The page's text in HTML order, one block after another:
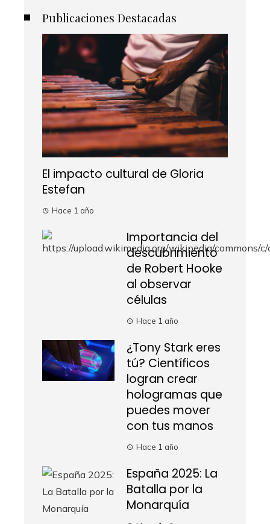
Publicaciones Destacadas
El impacto cultural de Gloria
Estefan
Hace 1 año
Importancia del
descubrimiento
de Robert Hooke
al observar
células
Hace 1 año
¿Tony Stark eres
tú? Científicos
logran crear
hologramas que
puedes mover
con tus manos
Hace 1 año
España 2025: La
Batalla por la
Monarquía